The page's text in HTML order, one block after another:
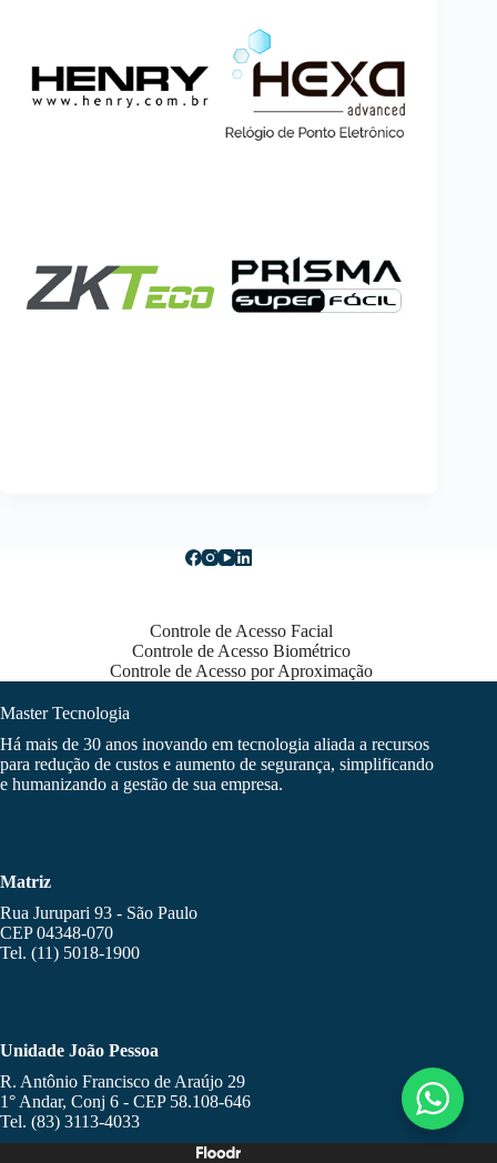
Controle de Acesso Facial
Controle de Acesso Biométrico
Controle de Acesso por Aproximação
Master Tecnologia
Há mais de 30 anos inovando em tecnologia aliada a recursos
para redução de custos e aumento de segurança, simplificando
e humanizando a gestão de sua empresa.
Matriz
Rua Jurupari 93 - São Paulo
CEP 04348-070
Tel. (11) 5018-1900
Unidade João Pessoa
R. Antônio Francisco de Araújo 29
1° Andar, Conj 6 - CEP 58.108-646
Tel. (83) 3113-4033